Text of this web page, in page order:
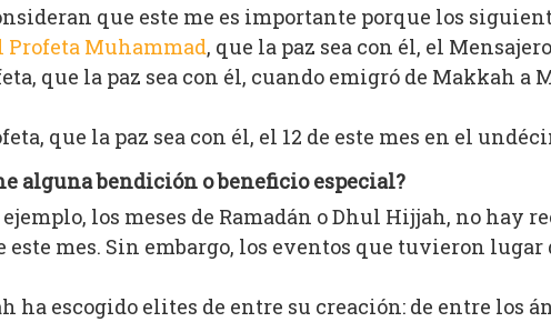
que este me es importante porque los
Muhammad, que la paz sea con él, el
que la paz sea con él, cuando emigró de Makkah
que la paz sea con él, el 12 de este mes en el
alguna bendición o beneficio especial?
los meses de Ramadán o Dhul Hijjah, no hay
este mes. Sin embargo, los eventos que tuvieron
ha escogido elites de entre su creación: de entre los